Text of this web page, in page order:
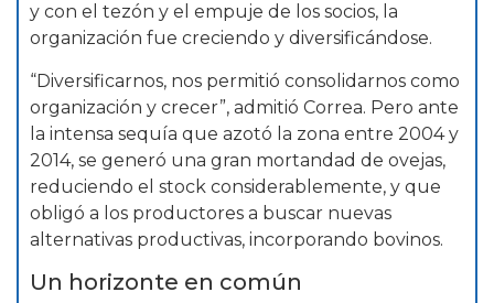
y con el tezón y el empuje de los socios, la
organización fue creciendo y diversificándose.
“Diversificarnos, nos permitió consolidarnos como
organización y crecer”, admitió Correa. Pero ante
la intensa sequía que azotó la zona entre 2004 y
2014, se generó una gran mortandad de ovejas,
reduciendo el stock considerablemente, y que
obligó a los productores a buscar nuevas
alternativas productivas, incorporando bovinos.
Un horizonte en común